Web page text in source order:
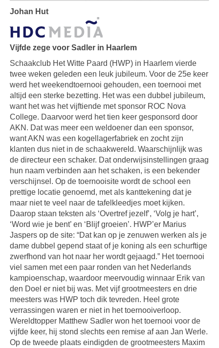
Johan Hut
Vijfde zege voor Sadler in Haarlem
Schaakclub Het Witte Paard (HWP) in Haarlem vierde
twee weken geleden een leuk jubileum. Voor de 25e keer
werd het weekendtoernooi gehouden, een toernooi met
altijd een sterke bezetting. Het was een dubbel jubileum,
want het was het vijftiende met sponsor ROC Nova
College. Daarvoor werd het tien keer gesponsord door
AKN. Dat was meer een weldoener dan een sponsor,
want AKN was een kogellagerfabriek en zocht zijn
klanten dus niet in de schaakwereld. Waarschijnlijk was
de directeur een schaker. Dat onderwijsinstellingen graag
hun naam verbinden aan het schaken, is een bekender
verschijnsel. Op de toernooisite wordt de school een
prettige locatie genoemd, met als kanttekening dat je
maar niet te veel naar de tafelkleedjes moet kijken.
Daarop staan teksten als ‘Overtref jezelf’, ‘Volg je hart’,
‘Word wie je bent’ en ‘Blijf groeien’. HWP’er Marius
Jaspers op de site: “Dat kan op je zenuwen werken als je
dame dubbel gepend staat of je koning als een schurftige
zwerfhond van hot naar her wordt gejaagd.” Het toernooi
viel samen met een paar ronden van het Nederlands
kampioenschap, waardoor meervoudig winnaar Erik van
den Doel er niet bij was. Met vijf grootmeesters en drie
meesters was HWP toch dik tevreden. Heel grote
verrassingen waren er niet in het toernooiverloop.
Wereldtopper Matthew Sadler won het toernooi voor de
vijfde keer, hij stond slechts een remise af aan Jan Werle.
Op de tweede plaats eindigden de grootmeesters Maxim